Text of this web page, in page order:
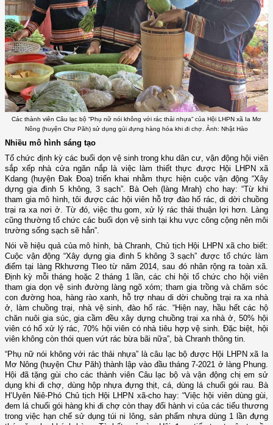
Các thành viên Câu lạc bộ “Phụ nữ nói không với rác thải nhựa” của Hội LHPN xã Ia Mơ
Nông (huyện Chư Păh) sử dụng gùi đựng hàng hóa khi đi chợ. Ảnh: Nhật Hào
Nhiều mô hình sáng tạo
Tổ chức định kỳ các buổi dọn vệ sinh trong khu dân cư, vận động hội viên
sắp xếp nhà cửa ngăn nắp là việc làm thiết thực được Hội LHPN xã
Kdang (huyện Đak Đoa) triển khai nhằm thực hiện cuộc vận động “Xây
dựng gia đình 5 không, 3 sạch”. Bà Oeh (làng Mrah) cho hay: “Từ khi
tham gia mô hình, tôi được các hội viên hỗ trợ đào hố rác, di dời chuồng
trại ra xa nơi ở. Từ đó, việc thu gom, xử lý rác thải thuận lợi hơn. Làng
cũng thường tổ chức các buổi dọn vệ sinh tại khu vực công cộng nên môi
trường sống sạch sẽ hẳn”.
Nói về hiệu quả của mô hình, bà Chranh, Chủ tịch Hội LHPN xã cho biết:
Cuộc vận động “Xây dựng gia đình 5 không 3 sạch” được tổ chức làm
điểm tại làng Rkhương Tleo từ năm 2014, sau đó nhân rộng ra toàn xã.
Định kỳ mỗi tháng hoặc 2 tháng 1 lần, các chi hội tổ chức cho hội viên
tham gia dọn vệ sinh đường làng ngõ xóm; tham gia trồng và chăm sóc
con đường hoa, hàng rào xanh, hỗ trợ nhau di dời chuồng trại ra xa nhà
ở, làm chuồng trại, nhà vệ sinh, đào hố rác. “Hiện nay, hầu hết các hộ
chăn nuôi gia súc, gia cầm đều xây dựng chuồng trại xa nhà ở, 50% hội
viên có hố xử lý rác, 70% hội viên có nhà tiêu hợp vệ sinh. Đặc biệt, hội
viên không còn thói quen vứt rác bừa bãi nữa”, bà Chranh thông tin.
“Phụ nữ nói không với rác thải nhựa” là câu lạc bộ được Hội LHPN xã Ia
Mơ Nông (huyện Chư Păh) thành lập vào đầu tháng 7-2021 ở làng Phung.
Hội đã tặng gùi cho các thành viên Câu lạc bộ và vận động chị em sử
dụng khi đi chợ, dùng hộp nhựa đựng thịt, cá, dùng lá chuối gói rau. Bà
H’Uyên Niê-Phó Chủ tịch Hội LHPN xã-cho hay: “Việc hội viên dùng gùi,
đem lá chuối gói hàng khi đi chợ còn thay đổi hành vi của các tiểu thương
trong việc hạn chế sử dụng túi ni lông, sản phẩm nhựa dùng 1 lần đựng